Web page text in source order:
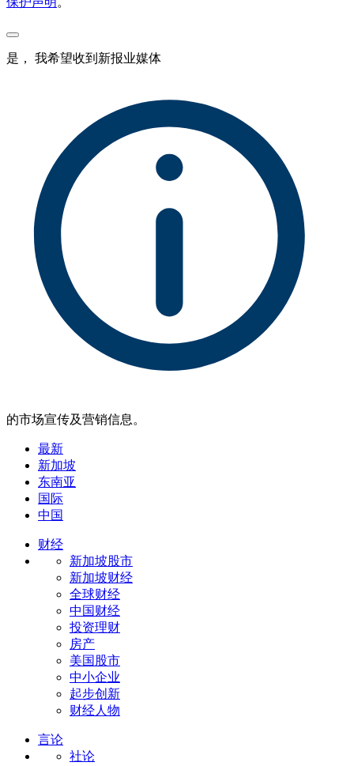
是， 我希望收到新报业媒体
的市场宣传及营销信息。
最新
新加坡
东南亚
国际
中国
财经
新加坡股市
新加坡财经
全球财经
中国财经
投资理财
房产
美国股市
中小企业
起步创新
财经人物
言论
社论